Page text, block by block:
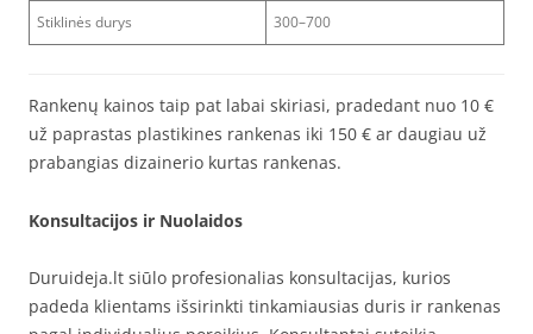
Stiklinės durys 300–700
Rankenų kainos taip pat labai skiriasi, pradedant nuo 10 €
už paprastas plastikines rankenas iki 150 € ar daugiau už
prabangias dizainerio kurtas rankenas.
Konsultacijos ir Nuolaidos
Duruideja.lt siūlo profesionalias konsultacijas, kurios
padeda klientams išsirinkti tinkamiausias duris ir rankenas